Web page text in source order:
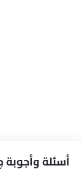
أسئلة وأجوبة